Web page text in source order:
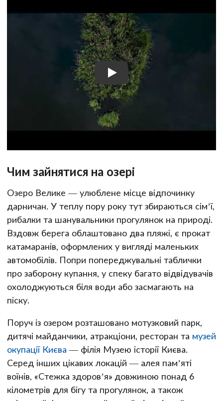
Чим зайнятися на озері
Озеро Велике — улюблене місце відпочинку
дарничан. У теплу пору року тут збираються сім’ї,
рибалки та шанувальники прогулянок на природі.
Вздовж берега облаштовано два пляжі, є прокат
катамаранів, оформлених у вигляді маленьких
автомобілів. Попри попереджувальні таблички
про заборону купання, у спеку багато відвідувачів
охолоджуються біля води або засмагають на
піску.
Поруч із озером розташовано мотузковий парк,
дитячі майданчики, атракціони, ресторан та музей
окупації Києва — філія Музею історії Києва.
Серед інших цікавих локацій — алея пам’яті
воїнів, «Стежка здоров’я» довжиною понад 6
кілометрів для бігу та прогулянок, а також